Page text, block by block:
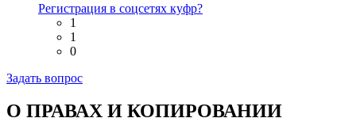
Регистрация в соцсетях куфр?
1
1
0
Задать вопрос
О ПРАВАХ И КОПИРОВАНИИ